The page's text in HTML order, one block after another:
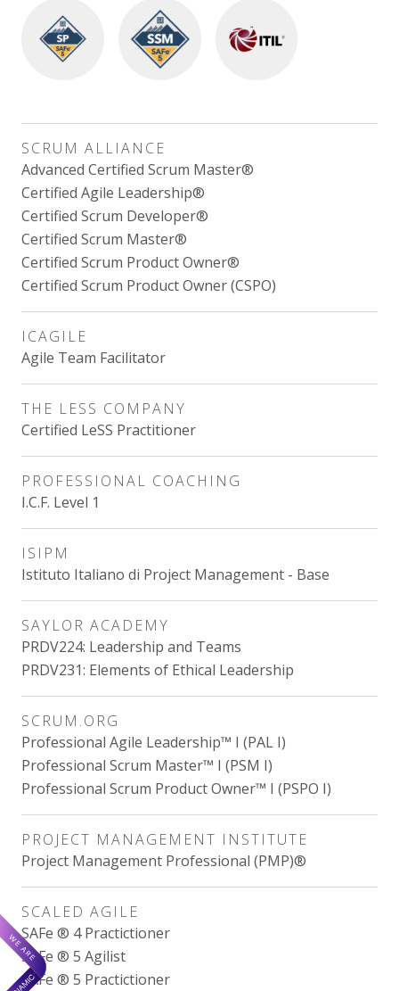
SCRUM ALLIANCE
Advanced Certified Scrum Master®
Certified Agile Leadership®
Certified Scrum Developer®
Certified Scrum Master®
Certified Scrum Product Owner®
Certified Scrum Product Owner (CSPO)
ICAGILE
Agile Team Facilitator
THE LESS COMPANY
Certified LeSS Practitioner
PROFESSIONAL COACHING
I.C.F. Level 1
ISIPM
Istituto Italiano di Project Management - Base
SAYLOR ACADEMY
PRDV224: Leadership and Teams
PRDV231: Elements of Ethical Leadership
SCRUM.ORG
Professional Agile Leadership™ I (PAL I)
Professional Scrum Master™ I (PSM I)
Professional Scrum Product Owner™ I (PSPO I)
PROJECT MANAGEMENT INSTITUTE
Project Management Professional (PMP)®
SCALED AGILE
SAFe ® 4 Practictioner
SAFe ® 5 Agilist
SAFe ® 5 Practictioner